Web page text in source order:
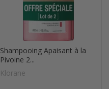
Shampooing Apaisant à la
Pivoine 2...
Klorane